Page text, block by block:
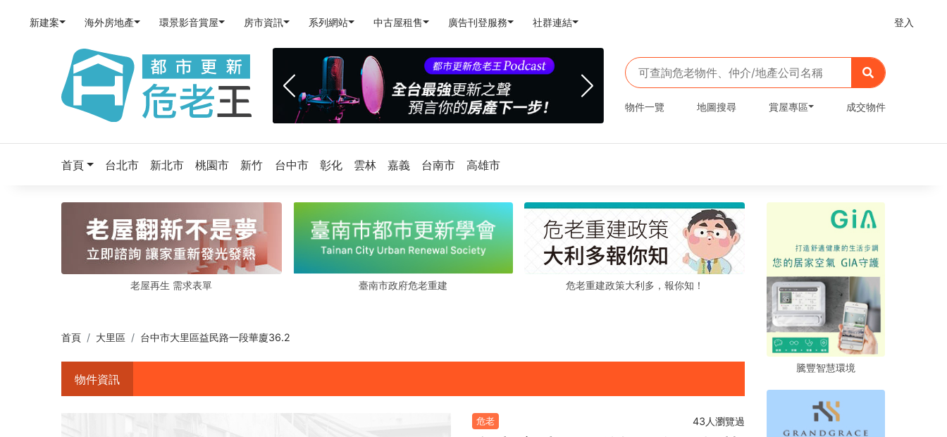
新建案 海外房地產 環景影音賞屋 房市資訊 系列網站 中古屋租售 廣告刊登服務 社群連結 登入
物件一覽 地圖搜尋 賞屋專區 成交物件
首頁 台北市 新北市 桃園市 新竹 台中市 彰化 雲林 嘉義 台南市 高雄市
老屋再生 需求表單 臺南市政府危老重建 危老重建政策大利多，報你知！
首頁 大里區 台中市大里區益民路一段華廈36.2
物件資訊
危老 43人瀏覽過
騰豐智慧環境
騰豐智慧環境
騰豐智慧環境